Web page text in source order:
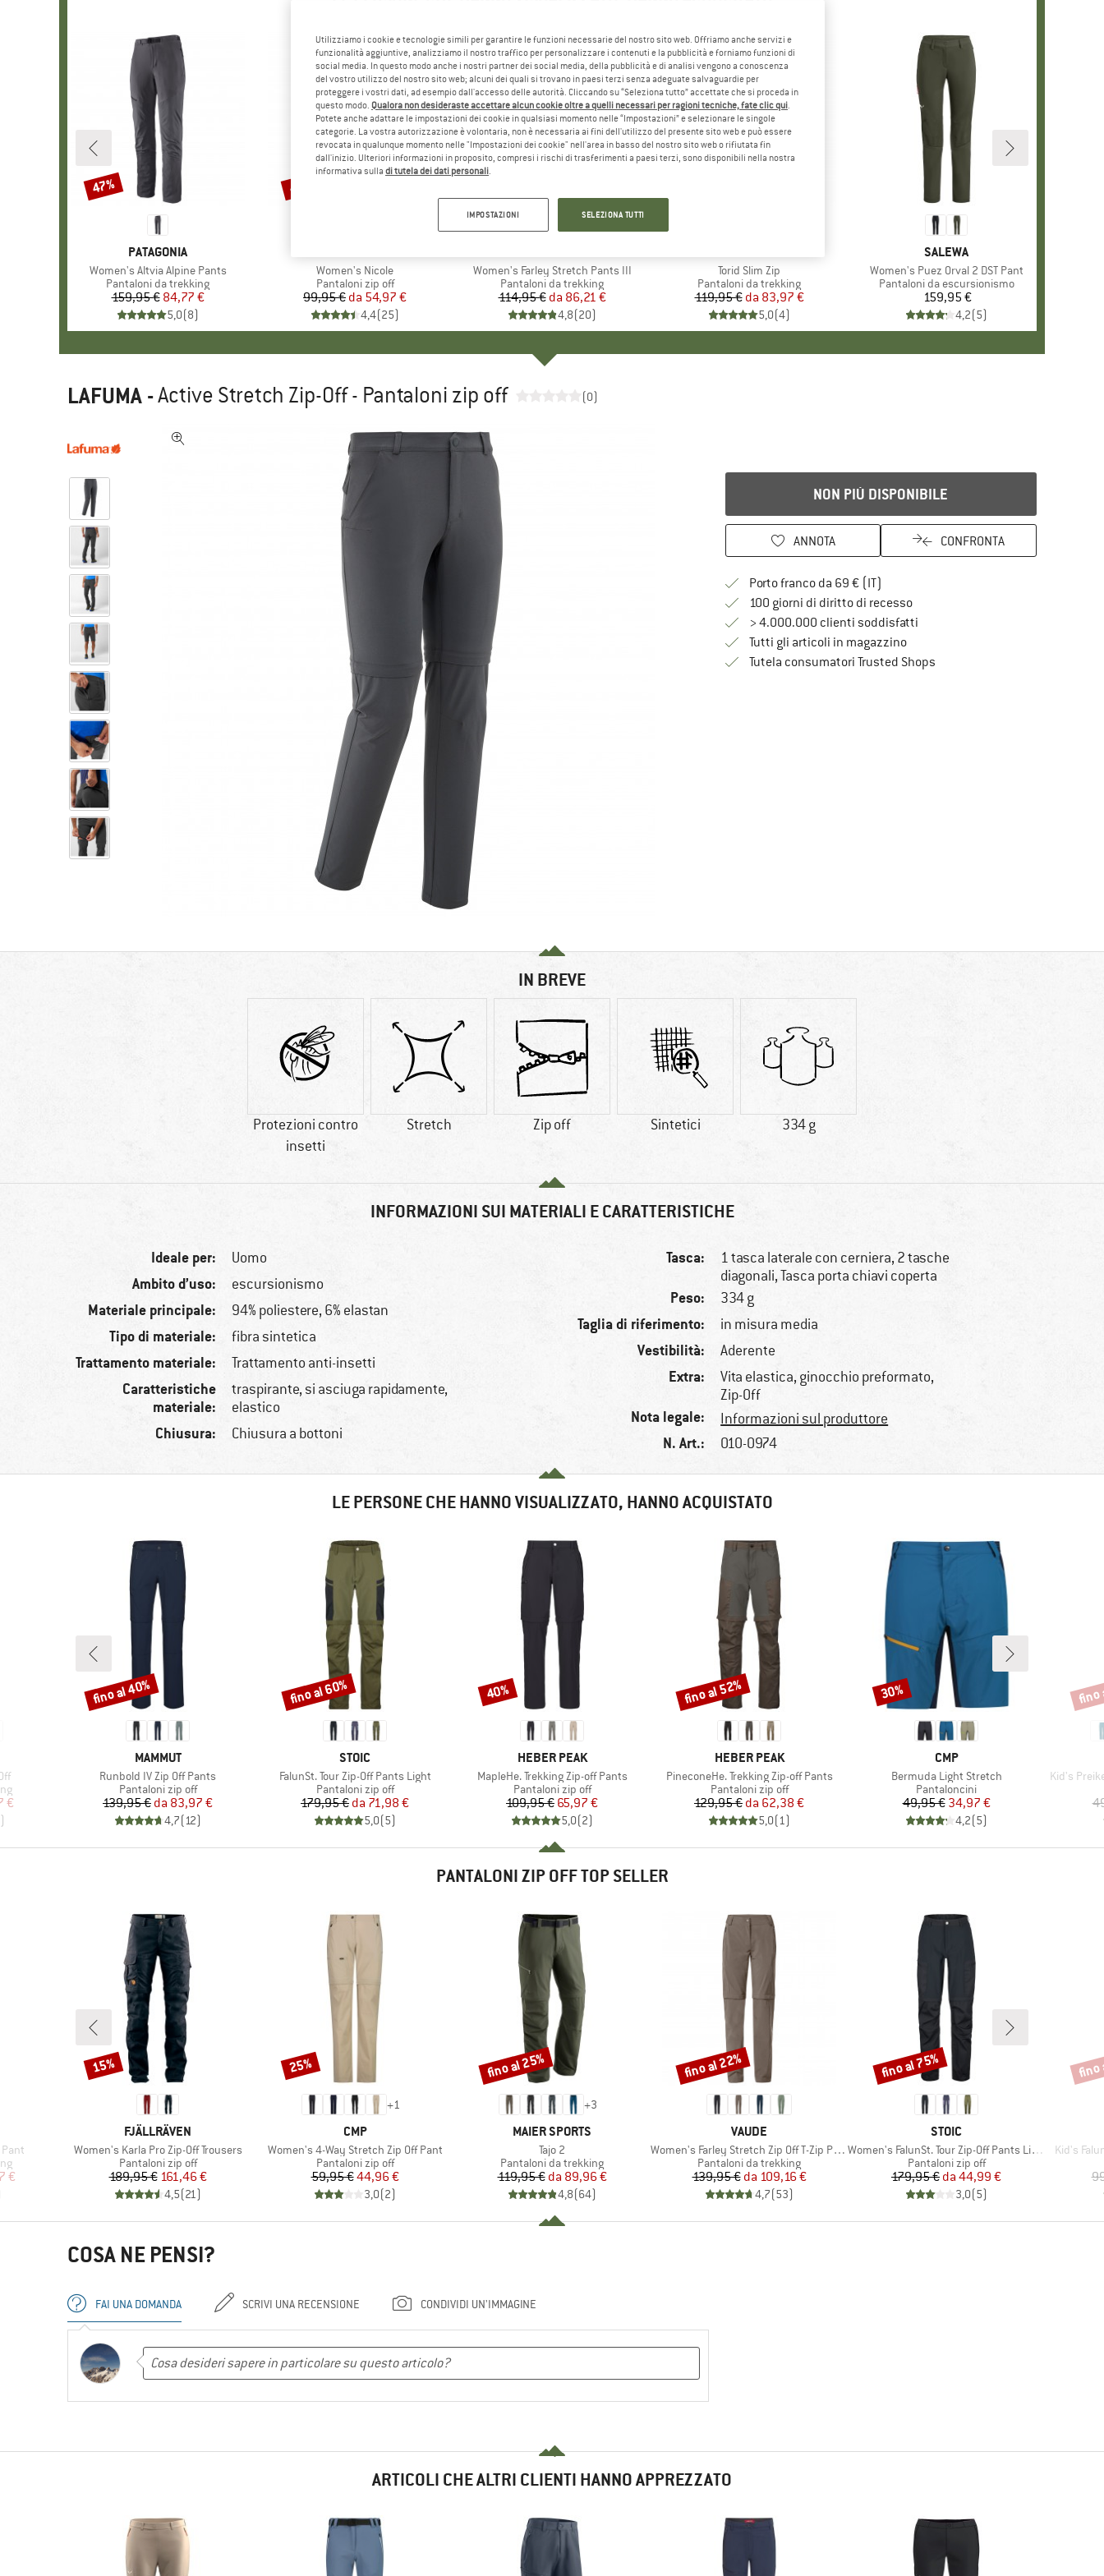
MARCHIO
PATAGONIA
Articolo
Women's Altvia Alpine Pants
Gruppo di prodotti
Pantaloni da trekking
Prezzo
159,95 €Prezzo ridotto
84,77 €
5,0(8)
Sconto
47%
Articolo
Women's Nicole
Gruppo di prodotti
Pantaloni zip off
Prezzo
99,95 € Prezzo ridotto
da 54,97 €
4,4(25)
Sconto
45%
Articolo
Women's Farley Stretch Pants III
Gruppo di prodotti
Pantaloni da trekking
Prezzo
114,95 € Prezzo ridotto
da 86,21 €
4,8(20)
fino al 25%
Articolo
Torid Slim Zip
Gruppo di prodotti
Pantaloni da trekking
Prezzo
119,95 € Prezzo ridotto
da 83,97 €
5,0(4)
MARCHIO
SALEWA
Articolo
Women's Puez Orval 2 DST Pant
Gruppo di prodotti
Pantaloni da escursionismo
Prezzo
159,95 €
4,2(5)
LAFUMA -Active Stretch Zip-Off - Pantaloni zip off (0)
NON PIÙ DISPONIBILE
ANNOTA CONFRONTA
Porto franco da 69 € (IT)
100 giorni di diritto di recessoVai alla politica di recesso qui Si
> 4.000.000 clienti soddisfatti
Tutti gli articoli in magazzino
Tutela consumatori Trusted ShopsTrovi tutte le informazioni qui!
IN BREVE
Protezioni contro
insetti
Stretch Zip off Sintetici 334 g
INFORMAZIONI SUI MATERIALI E CARATTERISTICHE
Ideale per: Uomo
Ambito d’uso: escursionismo
Materiale principale: 94% poliestere, 6% elastan
Tipo di materiale: fibra sintetica
Trattamento materiale: Trattamento anti-insetti
Caratteristiche
materiale:
traspirante, si asciuga rapidamente,
elastico
Chiusura: Chiusura a bottoni
Tasca:
1 tasca laterale con cerniera, 2 tasche
diagonali, Tasca porta chiavi coperta
Peso: 334 g
Taglia di riferimento: in misura media
Vestibilità: Aderente
Extra:
Vita elastica, ginocchio preformato,
Zip-Off
Nota legale: Informazioni sul produttore
N. Art.: 010-0974
LE PERSONE CHE HANNO VISUALIZZATO, HANNO ACQUISTATO
€
)
MARCHIO
MAMMUT
Articolo
Runbold IV Zip Off Pants
Gruppo di prodotti
Pantaloni zip off
Prezzo
139,95 € Prezzo ridotto
da 83,97 €
4,7(12)
Sconto
fino al 40%
MARCHIO
STOIC
Articolo
FalunSt. Tour Zip-Off Pants Light
Gruppo di prodotti
Pantaloni zip off
Prezzo
179,95 € Prezzo ridotto
da 71,98 €
5,0(5)
Sconto
fino al 60%
MARCHIO
HEBER PEAK
Articolo
MapleHe. Trekking Zip-off Pants
Gruppo di prodotti
Pantaloni zip off
Prezzo
109,95 €Prezzo ridotto
65,97 €
5,0(2)
Sconto
40%
MARCHIO
HEBER PEAK
Articolo
PineconeHe. Trekking Zip-off Pants
Gruppo di prodotti
Pantaloni zip off
Prezzo
129,95 € Prezzo ridotto
da 62,38 €
5,0(1)
Sconto
fino al 52%
MARCHIO
CMP
Articolo
Bermuda Light Stretch
Gruppo di prodotti
Pantaloncini
Prezzo
49,95 €Prezzo ridotto
34,97 €
4,2(5)
Sconto
30%
Articolo
Kid's
fino
PANTALONI ZIP OFF TOP SELLER
Pant
€
MARCHIO
FJÄLLRÄVEN
Articolo
Women's Karla Pro Zip-Off Trousers
Gruppo di prodotti
Pantaloni zip off
Prezzo
189,95 €Prezzo ridotto
161,46 €
4,5(21)
Sconto
15%
+1
MARCHIO
CMP
Articolo
Women's 4-Way Stretch Zip Off Pant
Gruppo di prodotti
Pantaloni zip off
Prezzo
59,95 €Prezzo ridotto
44,96 €
3,0(2)
Sconto
25%
+3
MARCHIO
MAIER SPORTS
Articolo
Tajo 2
Gruppo di prodotti
Pantaloni da trekking
Prezzo
119,95 € Prezzo ridotto
da 89,96 €
4,8(64)
Sconto
fino al 25%
MARCHIO
VAUDE
Articolo
Women's Farley Stretch Zip Off T-Zip Pants II
Gruppo di prodotti
Pantaloni da trekking
Prezzo
139,95 € Prezzo ridotto
da 109,16 €
4,7(53)
Sconto
fino al 22%
MARCHIO
STOIC
Articolo
Women's FalunSt. Tour Zip-Off Pants Light
Gruppo di prodotti
Pantaloni zip off
Prezzo
179,95 € Prezzo ridotto
da 44,99 €
3,0(5)
Sconto
fino al 75%
Articolo
Kid's
fino
COSA NE PENSI?
FAI UNA DOMANDA SCRIVI UNA RECENSIONE CONDIVIDI UN'IMMAGINE
ARTICOLI CHE ALTRI CLIENTI HANNO APPREZZATO
Utilizziamo i cookie e tecnologie simili per garantire le funzioni necessarie del nostro sito web. Offriamo anche servizi e
funzionalità aggiuntive, analizziamo il nostro traffico per personalizzare i contenuti e la pubblicità e forniamo funzioni di
social media. In questo modo anche i nostri partner dei social media, della pubblicità e di analisi vengono a conoscenza
del vostro utilizzo del nostro sito web; alcuni dei quali si trovano in paesi terzi senza adeguate salvaguardie per
proteggere i vostri dati, ad esempio dall'accesso delle autorità. Cliccando su “Seleziona tutto” accettate che si proceda in
questo modo. Qualora non desideraste accettare alcun cookie oltre a quelli necessari per ragioni tecniche, fate clic qui.
Potete anche adattare le impostazioni dei cookie in qualsiasi momento nelle “Impostazioni” e selezionare le singole
categorie. La vostra autorizzazione è volontaria, non è necessaria ai fini dell'utilizzo del presente sito web e può essere
revocata in qualunque momento nelle "Impostazioni dei cookie" nell'area in basso del nostro sito web o rifiutata fin
dall'inizio. Ulteriori informazioni in proposito, compresi i rischi di trasferimenti a paesi terzi, sono disponibili nella nostra
informativa sulla di tutela dei dati personali.
IMPOSTAZIONI SELEZIONA TUTTI